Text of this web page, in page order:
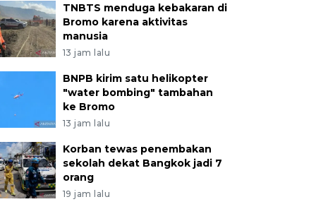
TNBTS menduga kebakaran di
Bromo karena aktivitas
manusia
13 jam lalu
BNPB kirim satu helikopter
"water bombing" tambahan
ke Bromo
13 jam lalu
Korban tewas penembakan
sekolah dekat Bangkok jadi 7
orang
19 jam lalu